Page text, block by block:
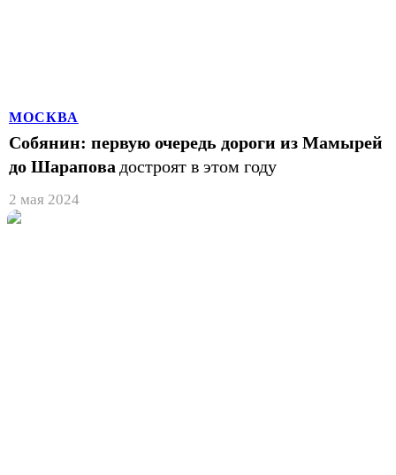
МОСКВА
Собянин: первую очередь дороги из Мамырей
до Шарапова достроят в этом году
2 мая 2024